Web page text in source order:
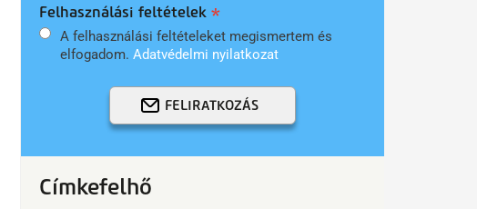
Felhasználási feltételek
A felhasználási feltételeket megismertem és
elfogadom. Adatvédelmi nyilatkozat
FELIRATKOZÁS
Címkefelhő